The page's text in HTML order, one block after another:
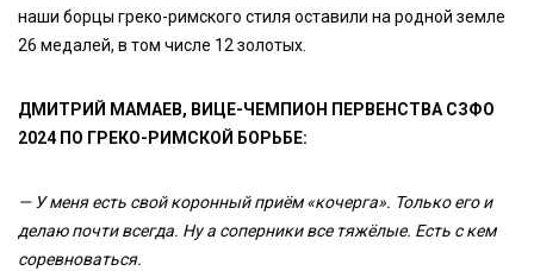
наши борцы греко-римского стиля оставили на родной земле
26 медалей, в том числе 12 золотых.
ДМИТРИЙ МАМАЕВ, ВИЦЕ-ЧЕМПИОН ПЕРВЕНСТВА СЗФО
2024 ПО ГРЕКО-РИМСКОЙ БОРЬБЕ:
— У меня есть свой коронный приём «кочерга». Только его и
делаю почти всегда. Ну а соперники все тяжёлые. Есть с кем
соревноваться.